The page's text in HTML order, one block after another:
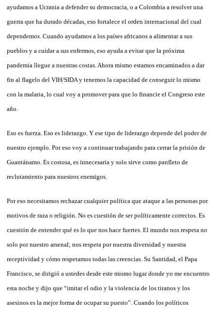
ayudamos a Ucrania a defender su democracia, o a Colombia a resolver una
guerra que ha durado décadas, eso fortalece el orden internacional del cual
dependemos. Cuando ayudamos a los países africanos a alimentar a sus
pueblos y a cuidar a sus enfermos, eso ayuda a evitar que la próxima
pandemia llegue a nuestras costas. Ahora mismo estamos encaminados a dar
fin al flagelo del VIH/SIDA y tenemos la capacidad de conseguir lo mismo
con la malaria, lo cual voy a promover para que lo financie el Congreso este
año.
Eso es fuerza. Eso es liderazgo. Y ese tipo de liderazgo depende del poder de
nuestro ejemplo. Por eso voy a continuar trabajando para cerrar la prisión de
Guantánamo. Es costosa, es innecesaria y solo sirve como panfleto de
reclutamiento para nuestros enemigos.
Por eso necesitamos rechazar cualquier política que ataque a las personas por
motivos de raza o religión. No es cuestión de ser políticamente correctos. Es
cuestión de entender qué es lo que nos hace fuertes. El mundo nos respeta no
solo por nuestro arsenal; nos respeta por nuestra diversidad y nuestra
receptividad y cómo respetamos todas las creencias. Su Santidad, el Papa
Francisco, se dirigió a ustedes desde este mismo lugar donde yo me encuentro
esta noche y dijo que “imitar el odio y la violencia de los tiranos y los
asesinos es la mejor forma de ocupar su puesto”. Cuando los políticos